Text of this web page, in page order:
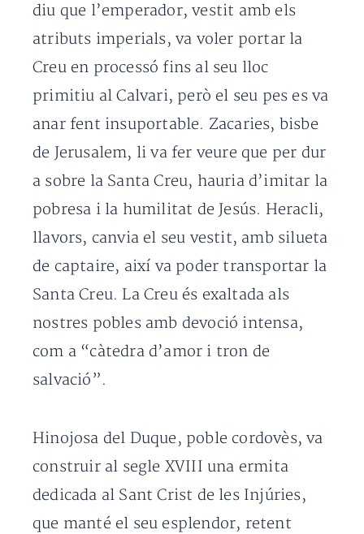
diu que l’emperador, vestit amb els
atributs imperials, va voler portar la
Creu en processó fins al seu lloc
primitiu al Calvari, però el seu pes es va
anar fent insuportable. Zacaries, bisbe
de Jerusalem, li va fer veure que per dur
a sobre la Santa Creu, hauria d’imitar la
pobresa i la humilitat de Jesús. Heracli,
llavors, canvia el seu vestit, amb silueta
de captaire, així va poder transportar la
Santa Creu. La Creu és exaltada als
nostres pobles amb devoció intensa,
com a “càtedra d’amor i tron de
salvació”.
Hinojosa del Duque, poble cordovès, va
construir al segle XVIII una ermita
dedicada al Sant Crist de les Injúries,
que manté el seu esplendor, retent